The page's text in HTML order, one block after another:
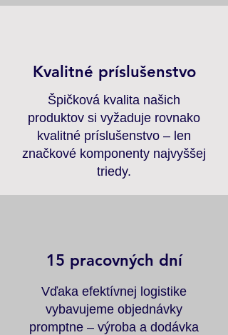
Kvalitné príslušenstvo
Špičková kvalita našich
produktov si vyžaduje rovnako
kvalitné príslušenstvo – len
značkové komponenty najvyššej
triedy.
15 pracovných dní
Vďaka efektívnej logistike
vybavujeme objednávky
promptne – výroba a dodávka